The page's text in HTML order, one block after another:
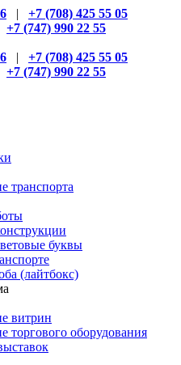
| +7 (708) 425 55 05
+7 (747) 990 22 55
| +7 (708) 425 55 05
+7 (747) 990 22 55
транспорта
буквы
(лайтбокс)
витрин
торгового оборудования